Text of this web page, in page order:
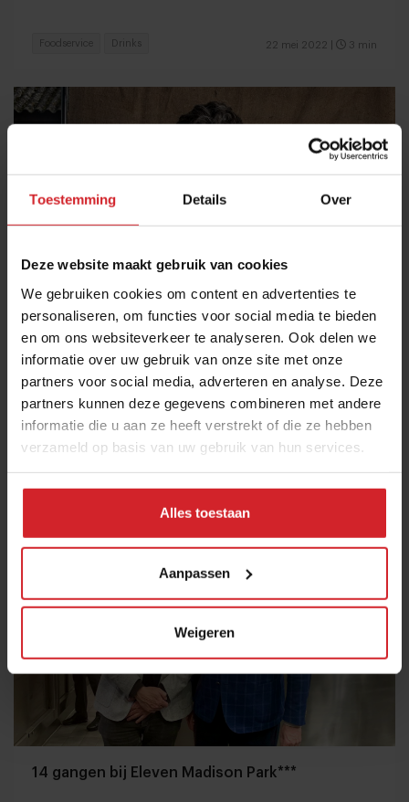
Toestemming Details Over
Deze website maakt gebruik van cookies
We gebruiken cookies om content en advertenties te
personaliseren, om functies voor social media te bieden
en om ons websiteverkeer te analyseren. Ook delen we
informatie over uw gebruik van onze site met onze
partners voor social media, adverteren en analyse. Deze
partners kunnen deze gegevens combineren met andere
informatie die u aan ze heeft verstrekt of die ze hebben
verzameld op basis van uw gebruik van hun services.
Alles toestaan
Aanpassen
Weigeren
22 mei 2022 3 min
Foodservice Drinks
Hoe het grote geld regeert
Column: horecaondernemer Wim Ballieu vraagt zich af of we
niet een naïeve bubbel aan het creëren zijn
14 gangen bij Eleven Madison Park***